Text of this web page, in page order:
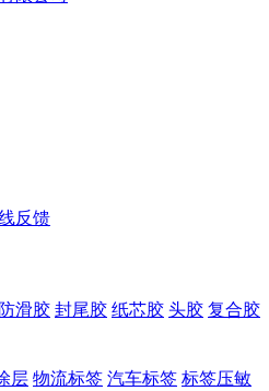
反馈
防滑胶 封尾胶 纸芯胶 头胶 复合胶
层 物流标签 汽车标签 标签压敏